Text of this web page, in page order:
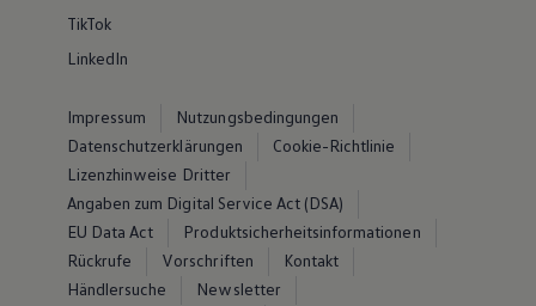
TikTok
LinkedIn
Impressum
Nutzungsbedingungen
Datenschutzerklärungen
Cookie-Richtlinie
Lizenzhinweise Dritter
Angaben zum Digital Service Act (DSA)
EU Data Act
Produktsicherheitsinformationen
Rückrufe
Vorschriften
Kontakt
Händlersuche
Newsletter